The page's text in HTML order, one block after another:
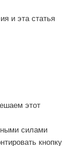
и эта статья
этот
силами
кнопку